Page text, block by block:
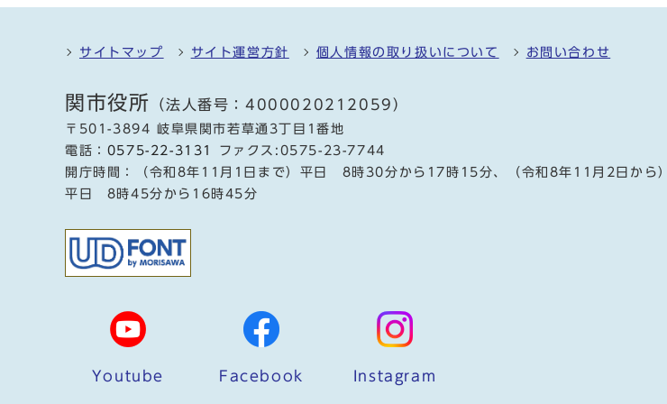
サイトマップ サイト運営方針 個人情報の取り扱いについて お問い合わせ
関市役所 （法人番号：4000020212059）
〒501-3894 岐阜県関市若草通3丁目1番地
電話： 0575-22-3131
ファクス:0575-23-7744
開庁時間：（令和8年11月1日まで）平日 8時30分から17時15分、（令和8年11月2日から）
平日 8時45分から16時45分
Youtube Facebook Instagram